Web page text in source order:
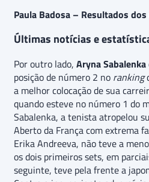
Paula Badosa – Resultados
Últimas notícias e
Por outro lado, Aryna Sabalenka
posição de número 2 no ranking
a melhor colocação de sua
quando esteve no número 1 do
Sabalenka, a tenista atropelou
Aberto da França com extrema
Erika Andreeva, não teve a
os dois primeiros sets, em
seguinte, teve pela frente a